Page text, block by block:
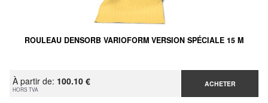
ROULEAU DENSORB VARIOFORM VERSION SPÉCIALE 15 M
À partir de: 100.10 €
HORS TVA
ACHETER